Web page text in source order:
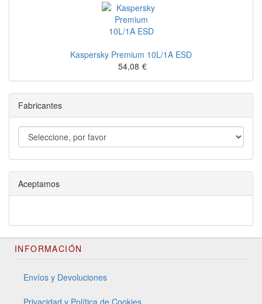
Kaspersky Premium 10L/1A ESD
54,08 €
Fabricantes
Aceptamos
INFORMACIÓN
Envíos y Devoluciones
Privacidad y Política de Cookies